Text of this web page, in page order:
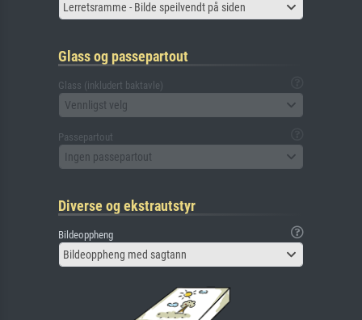
Lerretsramme - Bilde speilvendt på siden
Glass og passepartout
Glass (inkludert baktavle)
Vennligst velg
Passepartout
Ingen passepartout
Diverse og ekstrautstyr
Bildeoppheng
Bildeoppheng med sagtann